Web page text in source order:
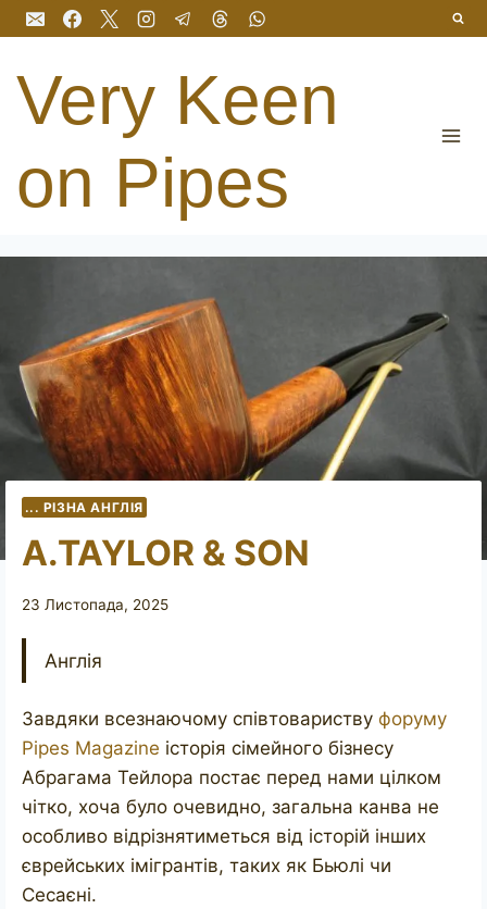
Перейти
до
вмісту
Very Keen
on Pipes
... РІЗНА АНГЛІЯ
A.TAYLOR & SON
23 Листопада, 2025
Англія
Завдяки всезнаючому співтовариству форуму
Pipes Magazine історія сімейного бізнесу
Абрагама Тейлора постає перед нами цілком
чітко, хоча було очевидно, загальна канва не
особливо відрізнятиметься від історій інших
єврейських імігрантів, таких як Бьюлі чи
Сесаєні.